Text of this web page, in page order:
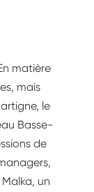
matière
mais
le
Basse-
de
un